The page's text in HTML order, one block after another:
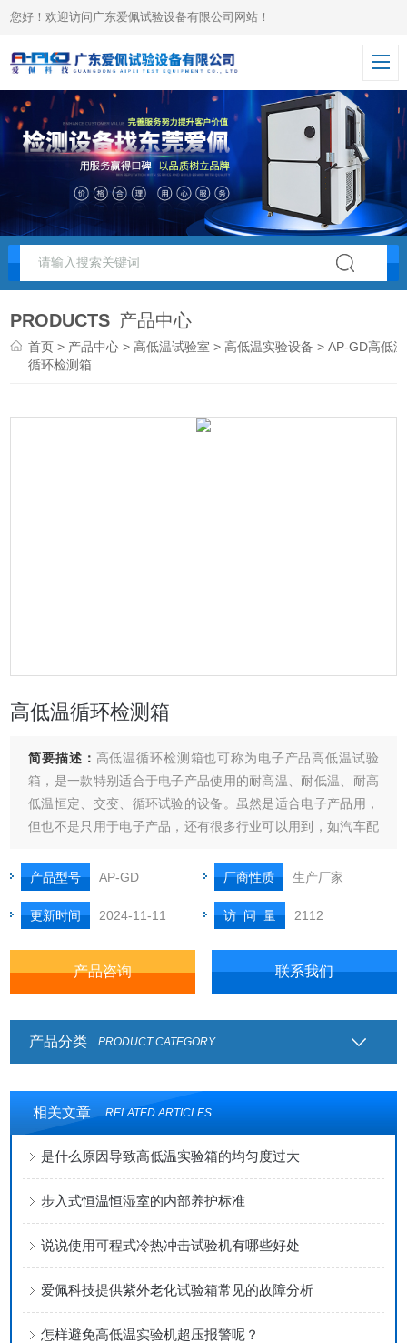
您好！欢迎访问广东爱佩试验设备有限公司网站！
PRODUCTS 产品中心
首页 > 产品中心 >高低温试验室 >高低温实验设备 > AP-GD高低温
循环检测箱
高低温循环检测箱
简要描述： 高低温循环检测箱也可称为电子产品高低温试验
箱，是一款特别适合于电子产品使用的耐高温、耐低温、耐高
低温恒定、交变、循环试验的设备。虽然是适合电子产品用，
但也不是只用于电子产品，还有很多行业可以用到，如汽车配
化工产品等所有工业行业基本上都可以买来做试验、实验、研
发。
产品型号 AP-GD 厂商性质 生产厂家
更新时间 2024-11-11 访 问 量 2112
产品咨询 联系我们
产品分类 PRODUCT CATEGORY
相关文章 RELATED ARTICLES
是什么原因导致高低温实验箱的均匀度过大
步入式恒温恒湿室的内部养护标准
说说使用可程式冷热冲击试验机有哪些好处
爱佩科技提供紫外老化试验箱常见的故障分析
怎样避免高低温实验机超压报警呢？